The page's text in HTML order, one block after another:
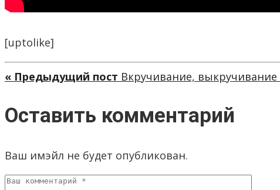
[uptolike]
« Предыдущий пост Вкручивание, выкручивание
Оставить комментарий
Ваш имэйл не будет опубликован.